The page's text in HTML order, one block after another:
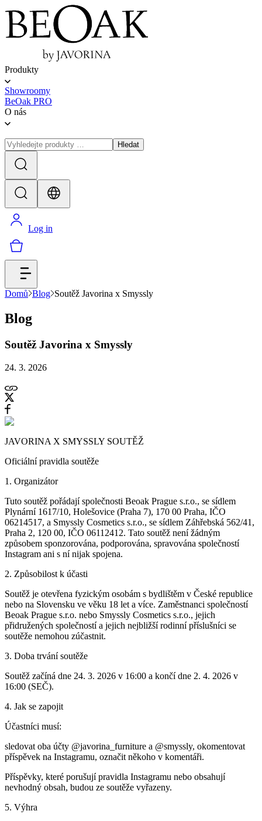
Produkty
Showroomy
BeOak PRO
O nás
Hledat
Log in
Domů Blog Soutěž Javorina x Smyssly
Blog
Soutěž Javorina x Smyssly
24. 3. 2026
JAVORINA X SMYSSLY SOUTĚŽ
Oficiální pravidla soutěže
1. Organizátor
Tuto soutěž pořádají společnosti Beoak Prague s.r.o., se sídlem
Plynární 1617/10, Holešovice (Praha 7), 170 00 Praha, IČO
06214517, a Smyssly Cosmetics s.r.o., se sídlem Záhřebská 562/41,
Praha 2, 120 00, IČO 06112412. Tato soutěž není žádným
způsobem sponzorována, podporována, spravována společností
Instagram ani s ní nijak spojena.
2. Způsobilost k účasti
Soutěž je otevřena fyzickým osobám s bydlištěm v České republice
nebo na Slovensku ve věku 18 let a více. Zaměstnanci společností
Beoak Prague s.r.o. nebo Smyssly Cosmetics s.r.o., jejich
přidružených společností a jejich nejbližší rodinní příslušníci se
soutěže nemohou zúčastnit.
3. Doba trvání soutěže
Soutěž začíná dne 24. 3. 2026 v 16:00 a končí dne 2. 4. 2026 v
16:00 (SEČ).
4. Jak se zapojit
Účastníci musí:
sledovat oba účty @javorina_furniture a @smyssly, okomentovat
příspěvek na Instagramu, označit někoho v komentáři.
Příspěvky, které porušují pravidla Instagramu nebo obsahují
nevhodný obsah, budou ze soutěže vyřazeny.
5. Výhra